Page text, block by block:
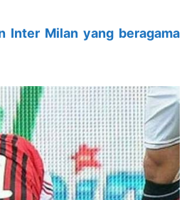
Inter Milan yang beragama